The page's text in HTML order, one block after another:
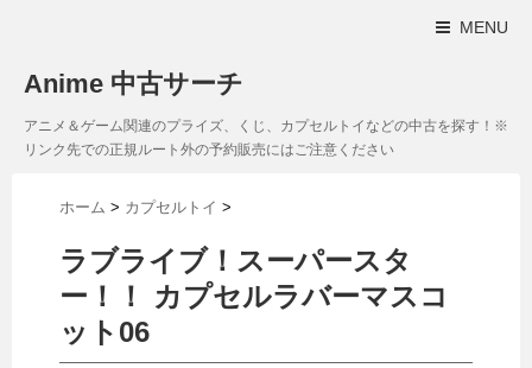
MENU
Anime 中古サーチ
アニメ＆ゲーム関連のプライズ、くじ、カプセルトイなどの中古を探す！※
リンク先での正規ルート外の予約販売にはご注意ください
ホーム > カプセルトイ >
ラブライブ！スーパースタ
ー！！ カプセルラバーマスコ
ット06